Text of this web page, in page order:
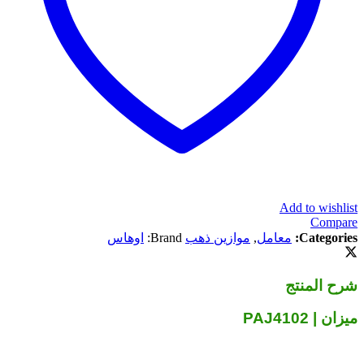
Add to wishlist
Compare
Categories: معامل, موازين ذهب Brand: اوهاس
شرح المنتج
ميزان | PAJ4102